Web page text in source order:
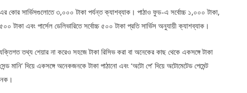
এর কোর সার্ভিসগুলোতে ৩,০০০ টাকা পর্যন্ত ক্যাশব্যাক। পাঠাও ফুড-এ সর্বোচ্চ ১,০০০ টাকা,
টাকা এবং পার্সেল ডেলিভারিতে সর্বোচ্চ ৫০০ টাকা প্রতি সার্ভিস অনুযায়ী ক্যাশব্যাক।
তথ্য শেয়ার না করেও সহজে টাকা রিসিভ করা বা অনেকের কাছ থেকে একসঙ্গে টাকা
মানি’ দিয়ে একসঙ্গে অনেকজনকে টাকা পাঠানো এবং ‘অটো পে’ দিয়ে অটোমেটেড পেমেন্ট